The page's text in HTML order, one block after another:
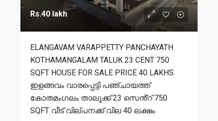
Rs.40 lakh
ELANGAVAM VARAPPETTY PANCHAYATH
KOTHAMANGALAM TALUK 23 CENT 750
SQFT HOUSE FOR SALE PRICE 40 LAKHS
ഇളങ്ങവം വാരപ്പെട്ടി പഞ്ചായത്ത്
കോതമംഗലം താലൂക്ക് 23 സെൻ്റ് 750
SQFT വീട് വില്പനക്ക് വില 40 ലക്ഷം